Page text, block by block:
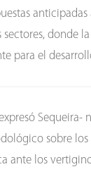
donde
para el
Sequeira-
sobre los
ante los